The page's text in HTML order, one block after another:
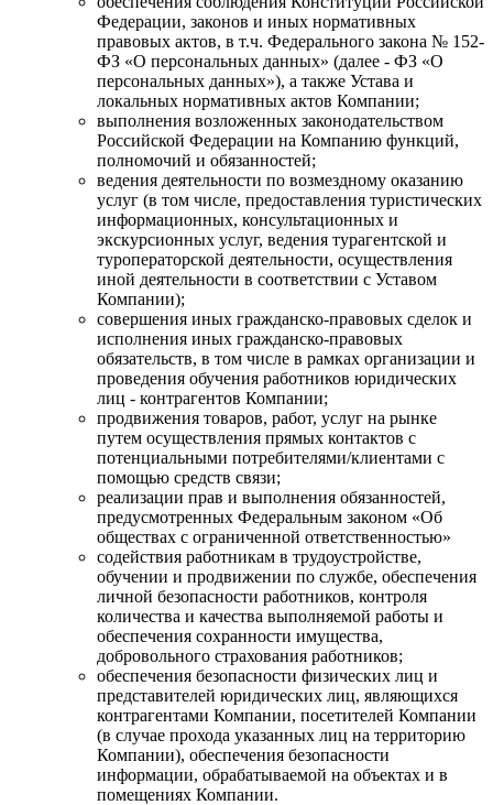
Федерации, законов и иных нормативных
правовых актов, в т.ч. Федерального закона № 152-
ФЗ «О персональных данных» (далее - ФЗ «О
персональных данных»), а также Устава и
локальных нормативных актов Компании;
выполнения возложенных законодательством
Российской Федерации на Компанию функций,
полномочий и обязанностей;
ведения деятельности по возмездному оказанию
услуг (в том числе, предоставления туристических
информационных, консультационных и
экскурсионных услуг, ведения турагентской и
туроператорской деятельности, осуществления
иной деятельности в соответствии с Уставом
Компании);
совершения иных гражданско-правовых сделок и
исполнения иных гражданско-правовых
обязательств, в том числе в рамках организации и
проведения обучения работников юридических
лиц - контрагентов Компании;
продвижения товаров, работ, услуг на рынке
путем осуществления прямых контактов с
потенциальными потребителями/клиентами с
помощью средств связи;
реализации прав и выполнения обязанностей,
предусмотренных Федеральным законом «Об
обществах с ограниченной ответственностью»
содействия работникам в трудоустройстве,
обучении и продвижении по службе, обеспечения
личной безопасности работников, контроля
количества и качества выполняемой работы и
обеспечения сохранности имущества,
добровольного страхования работников;
обеспечения безопасности физических лиц и
представителей юридических лиц, являющихся
контрагентами Компании, посетителей Компании
(в случае прохода указанных лиц на территорию
Компании), обеспечения безопасности
информации, обрабатываемой на объектах и в
помещениях Компании.